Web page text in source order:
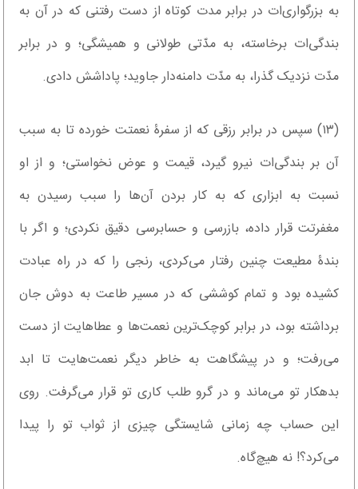
به بزرگواری‌ات در برابر مدت کوتاه از دست رفتنی که در آن به
بندگی‌ات برخاسته، به مدّتی طولانی و همیشگی؛ و در برابر
مدّت نزدیک گذرا، به مدّت دامنه‌دار جاوید؛ پاداشش دادی.
(۱۳) سپس در برابر رزقی که از سفرۀ نعمتت خورده تا به سبب
آن بر بندگی‌ات نیرو گیرد، قیمت و عوض نخواستی؛ و از او
نسبت به ابزاری که به کار بردن آن‌ها را سبب رسیدن به
مغفرتت قرار داده، بازرسی و حسابرسی دقیق نکردی؛ و اگر با
بندۀ مطیعت چنین رفتار می‌کردی، رنجی را که در راه عبادت
کشیده بود و تمام کوششی که در مسیر طاعت به دوش جان
برداشته بود، در برابر کوچک‌ترین نعمت‌ها و عطاهایت از دست
می‌رفت؛ و در پیشگاهت به خاطر دیگر نعمت‌هایت تا ابد
بدهکار تو می‌ماند و در گرو طلب کاری تو قرار می‌گرفت. روی
این حساب چه زمانی شایستگی چیزی از ثواب تو را پیدا
می‌کرد؟! نه هیچ‌گاه.